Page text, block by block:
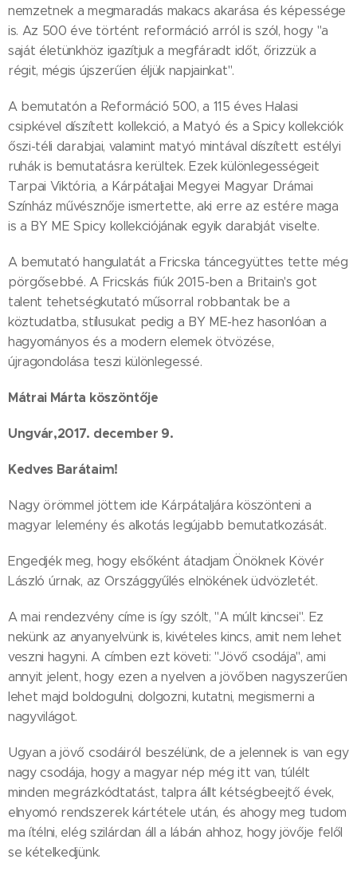
nemzetnek a megmaradás makacs akarása és képessége
is. Az 500 éve történt reformáció arról is szól, hogy "a
saját életünkhöz igazítjuk a megfáradt időt, őrizzük a
régit, mégis újszerűen éljük napjainkat".
A bemutatón a Reformáció 500, a 115 éves Halasi
csipkével díszített kollekció, a Matyó és a Spicy kollekciók
őszi-téli darabjai, valamint matyó mintával díszített estélyi
ruhák is bemutatásra kerültek. Ezek különlegességeit
Tarpai Viktória, a Kárpátaljai Megyei Magyar Drámai
Színház művésznője ismertette, aki erre az estére maga
is a BY ME Spicy kollekciójának egyik darabját viselte.
A bemutató hangulatát a Fricska táncegyüttes tette még
pörgősebbé. A Fricskás fiúk 2015-ben a Britain's got
talent tehetségkutató műsorral robbantak be a
köztudatba, stílusukat pedig a BY ME-hez hasonlóan a
hagyományos és a modern elemek ötvözése,
újragondolása teszi különlegessé.
Mátrai Márta köszöntője
Ungvár,2017. december 9.
Kedves Barátaim!
Nagy örömmel jöttem ide Kárpátaljára köszönteni a
magyar lelemény és alkotás legújabb bemutatkozását.
Engedjék meg, hogy elsőként átadjam Önöknek Kövér
László úrnak, az Országgyűlés elnökének üdvözletét.
A mai rendezvény címe is így szólt, "A múlt kincsei". Ez
nekünk az anyanyelvünk is, kivételes kincs, amit nem lehet
veszni hagyni. A címben ezt követi: "Jövő csodája", ami
annyit jelent, hogy ezen a nyelven a jövőben nagyszerűen
lehet majd boldogulni, dolgozni, kutatni, megismerni a
nagyvilágot.
Ugyan a jövő csodáiról beszélünk, de a jelennek is van egy
nagy csodája, hogy a magyar nép még itt van, túlélt
minden megrázkódtatást, talpra állt kétségbeejtő évek,
elnyomó rendszerek kártétele után, és ahogy meg tudom
ma ítélni, elég szilárdan áll a lábán ahhoz, hogy jövője felől
se kételkedjünk.